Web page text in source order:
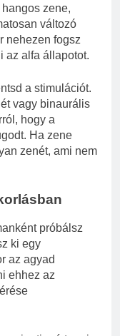
zene,
változó
nehezen fogsz
az alfa állapotot.
a stimulációt.
vagy binaurális
hogy a
Ha zene
zenét, ami nem
próbálsz
ki egy
az agyad
ehhez az